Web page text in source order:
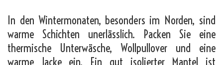
In den Wintermonaten, besonders im Norden, sind
warme Schichten unerlässlich. Packen Sie eine
thermische Unterwäsche, Wollpullover und eine
warme Jacke ein. Ein gut isolierter Mantel ist